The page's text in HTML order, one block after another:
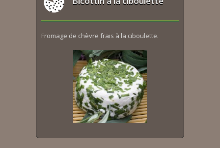
Fromage de chèvre frais à la ciboulette.